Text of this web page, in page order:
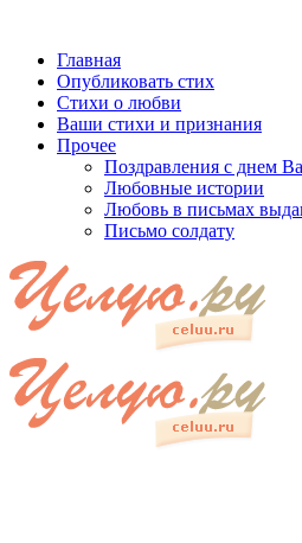
Главная
Опубликовать стих
Стихи о любви
Ваши стихи и признания
Прочее
Поздравления с днем
Любовные истории
Любовь в письмах
Письмо солдату